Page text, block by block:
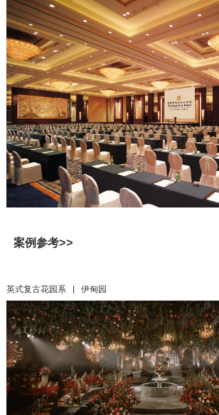
案例参考>>
英式复古花园系 | 伊甸园